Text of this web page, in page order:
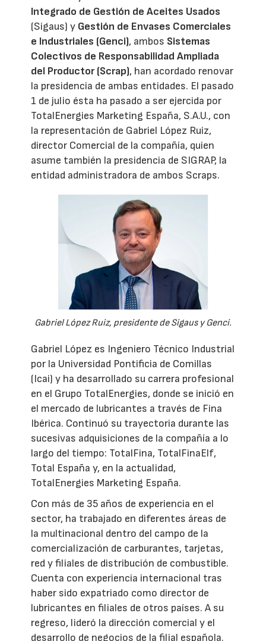
Integrado de Gestión de Aceites Usados
(Sigaus) y Gestión de Envases Comerciales
e Industriales (Genci), ambos Sistemas
Colectivos de Responsabilidad Ampliada
del Productor (Scrap), han acordado renovar
la presidencia de ambas entidades. El pasado
1 de julio ésta ha pasado a ser ejercida por
TotalEnergies Marketing España, S.A.U., con
la representación de Gabriel López Ruiz,
director Comercial de la compañía, quien
asume también la presidencia de SIGRAP, la
entidad administradora de ambos Scraps.
Gabriel López Ruiz, presidente de Sigaus y Genci.
Gabriel López es Ingeniero Técnico Industrial
por la Universidad Pontificia de Comillas
(Icai) y ha desarrollado su carrera profesional
en el Grupo TotalEnergies, donde se inició en
el mercado de lubricantes a través de Fina
Ibérica. Continuó su trayectoria durante las
sucesivas adquisiciones de la compañía a lo
largo del tiempo: TotalFina, TotalFinaElf,
Total España y, en la actualidad,
TotalEnergies Marketing España.
Con más de 35 años de experiencia en el
sector, ha trabajado en diferentes áreas de
la multinacional dentro del campo de la
comercialización de carburantes, tarjetas,
red y filiales de distribución de combustible.
Cuenta con experiencia internacional tras
haber sido expatriado como director de
lubricantes en filiales de otros países. A su
regreso, lideró la dirección comercial y el
desarrollo de negocios de la filial española.